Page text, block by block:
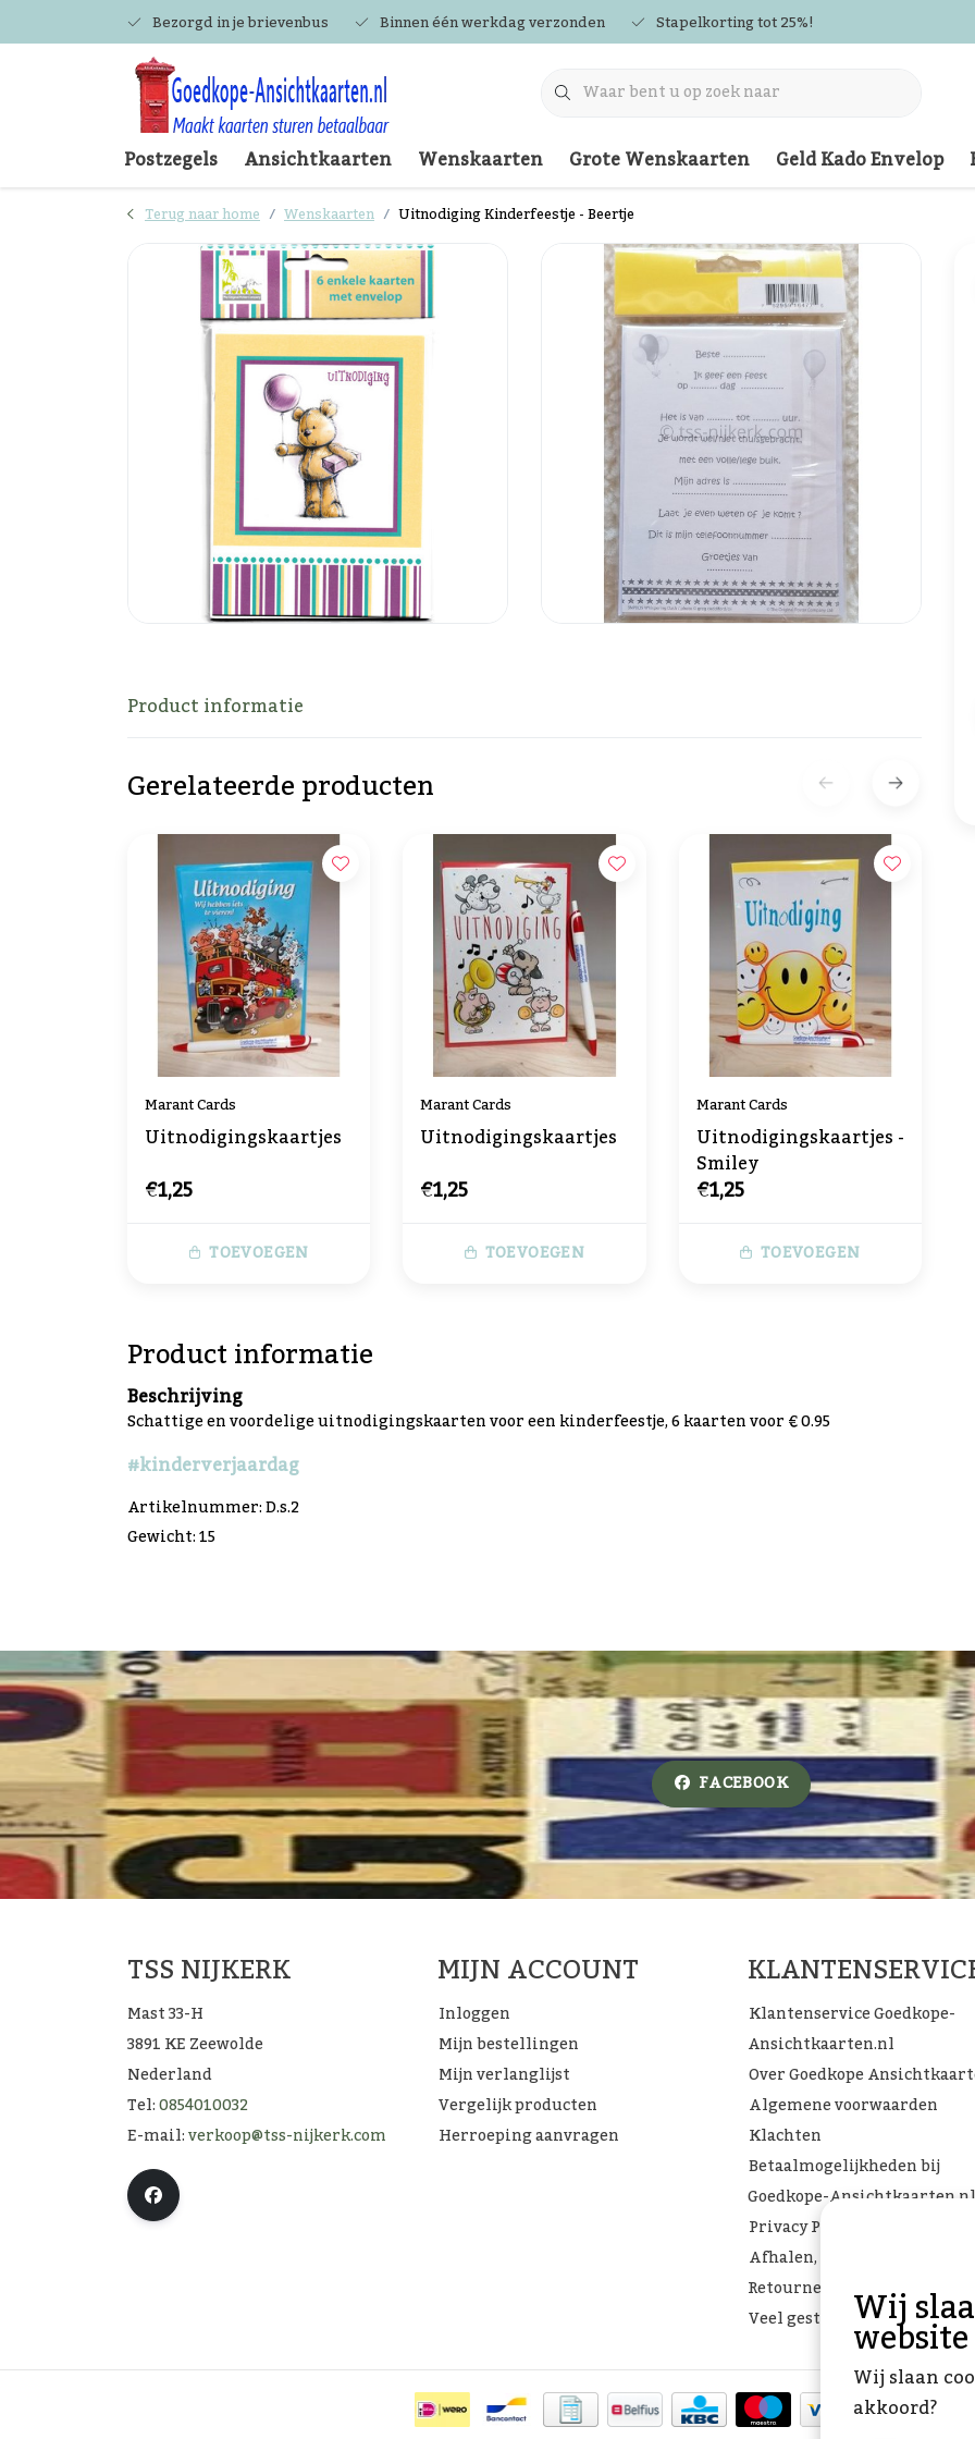
Bezorgd in je brievenbus Binnen één werkdag verzonden Stapelkorting tot 25%!
Postzegels Ansichtkaarten Wenskaarten Grote Wenskaarten Geld Kado Envelop
Terug naar home Wenskaarten Uitnodiging Kinderfeestje - Beertje
Product informatie
Gerelateerde producten
Marant Cards
Uitnodigingskaartjes
€1,25
TOEVOEGEN
Marant Cards
Uitnodigingskaartjes
€1,25
TOEVOEGEN
Marant Cards
Uitnodigingskaartjes -
Smiley
€1,25
TOEVOEGEN
Product informatie
Beschrijving
Schattige en voordelige uitnodigingskaarten voor een kinderfeestje, 6 kaarten voor € 0.95
#kinderverjaardag
Artikelnummer: D.s.2
Gewicht: 15
FACEBOOK
TSS NIJKERK
Mast 33-H
3891 KE Zeewolde
Nederland
Tel:0854010032
E-mail:verkoop@tss-nijkerk.com
MIJN ACCOUNT
Inloggen
Mijn bestellingen
Mijn verlanglijst
Vergelijk producten
Herroeping aanvragen
Klantenservice Goedkope-
Ansichtkaarten.nl
Over Goedkope
Algemene voorwaarden
Klachten
Betaalmogelijkheden bij
Goedkope-Ansichtkaarten.nl
Privacy Policy
Afhalen, Verzenden of
Retourneren
Veel gestelde vragen
Wij
Wij slaan
akkoord?